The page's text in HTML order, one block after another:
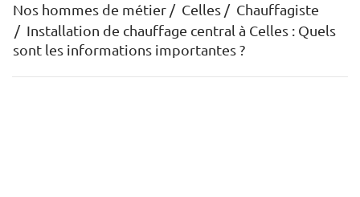
Nos hommes de métier Celles
Chauffagiste
Installation de chauffage central à Celles : Quels
sont les informations importantes ?